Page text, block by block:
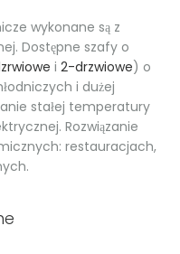
wykonane są z
Dostępne szafy o
i 2-drzwiowe) o
i dużej
stałej temperatury
Rozwiązanie
restauracjach,